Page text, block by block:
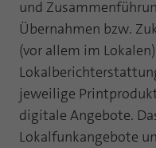
und
Übernahmen bzw.
(vor allem im
jeweilige
digitale Angebote.
Lokalfunkangebote
Name
Anbieter
Laufzeit
Cookie-
Statistik und
CROSS-DEVICE ANALYTICS
Name Cookie-